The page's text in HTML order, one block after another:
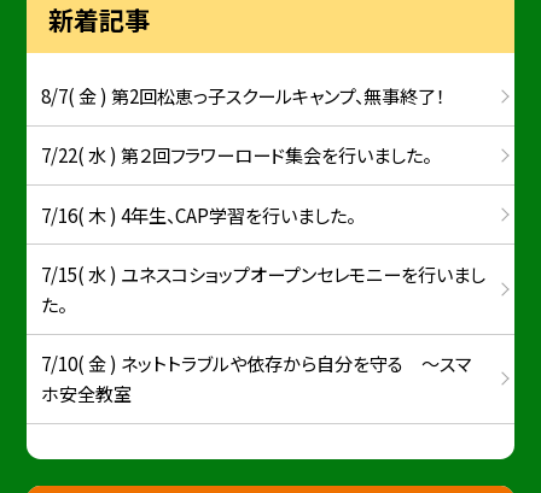
新着記事
8/7( 金 ) 第2回松恵っ子スクールキャンプ、無事終了！
7/22( 水 ) 第２回フラワーロード集会を行いました。
7/16( 木 ) 4年生、CAP学習を行いました。
7/15( 水 ) ユネスコショップオープンセレモニーを行いまし
た。
7/10( 金 ) ネットトラブルや依存から自分を守る ～スマ
ホ安全教室